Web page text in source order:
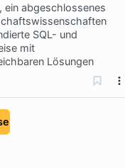
ein abgeschlossenes
SQL- und
mit
Lösungen